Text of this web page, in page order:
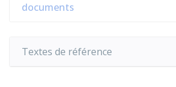
documents
Textes de référence